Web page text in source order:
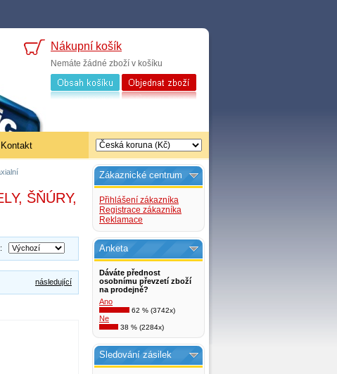
Nákupní košík
Nemáte žádné zboží v košíku
Kontakt
ŠŇÚRY,
následující
Zákaznické centrum
Přihlášení zákazníka
Registrace zákazníka
Reklamace
Anketa
Dáváte přednost
osobnímu převzetí zboží
na prodejně?
Ano
62 % (3742x)
Ne
38 % (2284x)
Sledování zásilek